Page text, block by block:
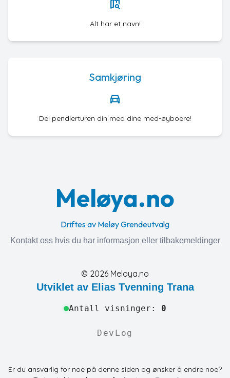
map_search
Alt har et navn!
Samkjøring
directions_car
Del pendlerturen din med dine med-øyboere!
Meløya.no
Driftes av Meløy Grendeutvalg
Kontakt oss hvis du har informasjon eller tilbakemeldinger
© 2026 Meloya.no
Utviklet av Elias Tvenning Trana
Antall visninger: 0
DevLog
Er du ansvarlig for noe på denne siden og ønsker å endre noe?